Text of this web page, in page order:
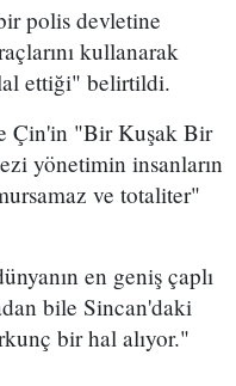
polis devletine
kullanarak
ettiği" belirtildi.
Çin'in "Bir Kuşak Bir
yönetimin insanların
ve totaliter"
en geniş çaplı
bile Sincan'daki
bir hal alıyor."